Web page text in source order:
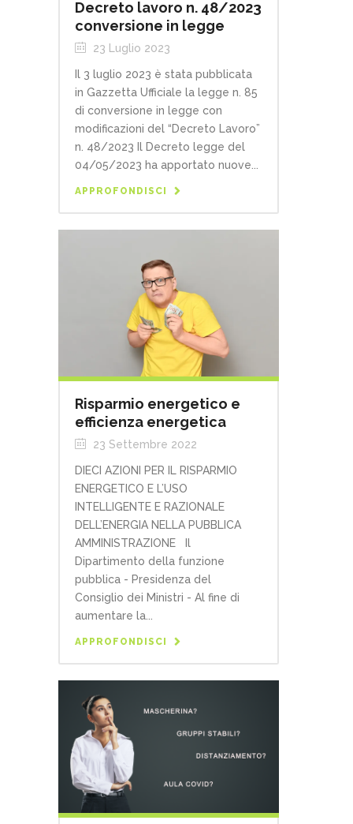
Decreto lavoro n. 48/2023
conversione in legge
23 Luglio 2023
Il 3 luglio 2023 è stata pubblicata
in Gazzetta Ufficiale la legge n. 85
di conversione in legge con
modificazioni del “Decreto Lavoro”
n. 48/2023 Il Decreto legge del
04/05/2023 ha apportato nuove...
APPROFONDISCI
Risparmio energetico e
efficienza energetica
23 Settembre 2022
DIECI AZIONI PER IL RISPARMIO
ENERGETICO E L’USO
INTELLIGENTE E RAZIONALE
DELL’ENERGIA NELLA PUBBLICA
AMMINISTRAZIONE Il
Dipartimento della funzione
pubblica - Presidenza del
Consiglio dei Ministri - Al fine di
aumentare la...
APPROFONDISCI